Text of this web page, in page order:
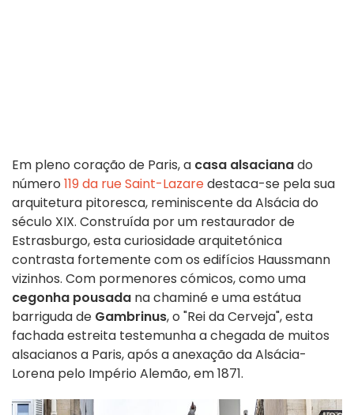
Em pleno coração de Paris, a casa alsacianado
número 119 da rue Saint-Lazaredestaca-se pela sua
arquitetura pitoresca, reminiscente da Alsácia do
século XIX. Construída por um restaurador de
Estrasburgo, esta curiosidade arquitetónica
contrasta fortemente com os edifícios Haussmann
vizinhos. Com pormenores cómicos, como uma
cegonha pousada na chaminé e uma estátua
barriguda de Gambrinus, o "Rei da Cerveja", esta
fachada estreita testemunha a chegada de muitos
alsacianos a Paris, após a anexação da Alsácia-
Lorena pelo Império Alemão, em 1871.